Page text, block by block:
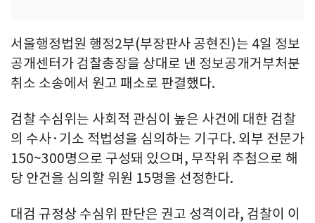
서울행정법원 행정2부(부장판사 공현진)는 4일 정보
공개센터가 검찰총장을 상대로 낸 정보공개거부처분
취소 소송에서 원고 패소로 판결했다.
검찰 수심위는 사회적 관심이 높은 사건에 대한 검찰
의 수사·기소 적법성을 심의하는 기구다. 외부 전문가
150~300명으로 구성돼 있으며, 무작위 추첨으로 해
당 안건을 심의할 위원 15명을 선정한다.
대검 규정상 수심위 판단은 권고 성격이라, 검찰이 이